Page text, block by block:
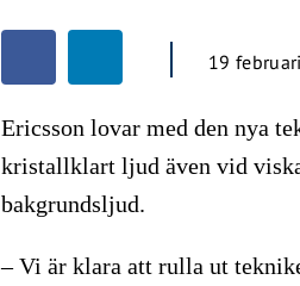
19
Ericsson lovar med den nya
kristallklart ljud även vid
bakgrundsljud.
– Vi är klara att rulla ut